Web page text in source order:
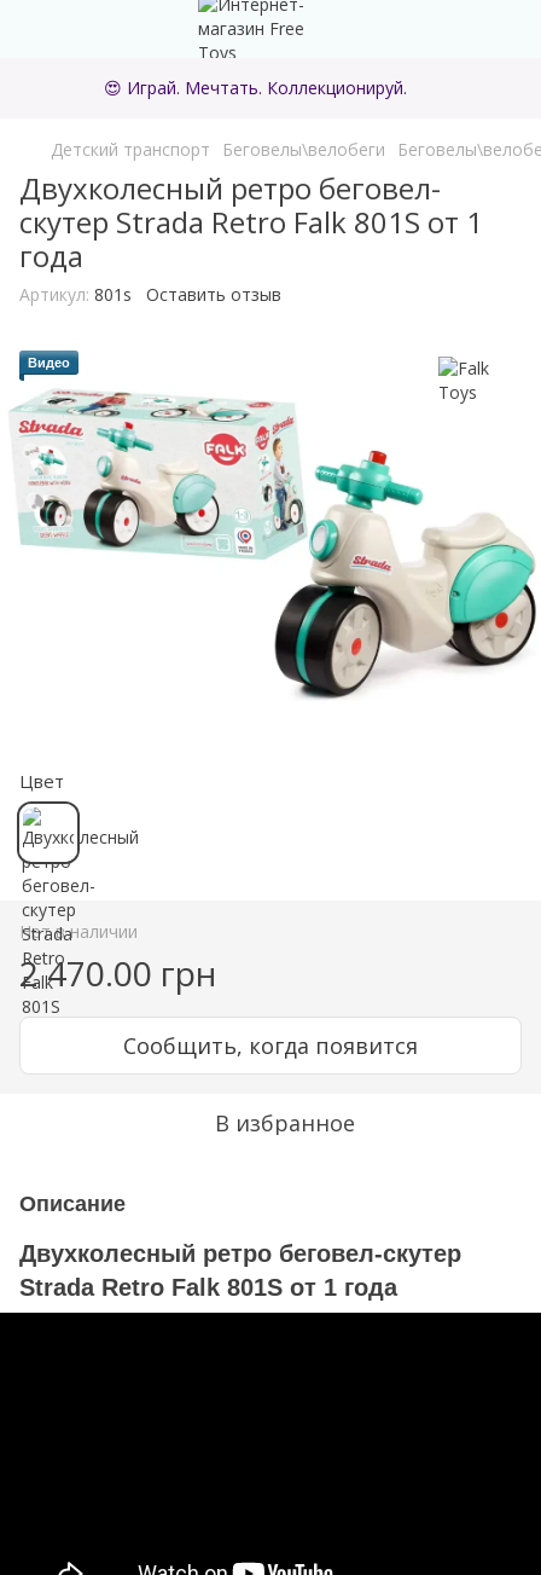
😍 Играй. Мечтать. Коллекционируй.
Детский транспорт Беговелы\велобеги
Двухколесный ретро беговел-
скутер Strada Retro Falk 801S от 1
года
Артикул: 801s Оставить отзыв
Видео
Цвет
Нет в наличии
2 470.00 грн
Сообщить, когда появится
В избранное
Описание
Двухколесный ретро беговел-скутер
Strada Retro Falk 801S от 1 года